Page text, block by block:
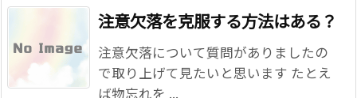
注意欠落を克服する方法はある？
注意欠落について質問がありましたの
で取り上げて見たいと思います たとえ
ば物忘れを ...